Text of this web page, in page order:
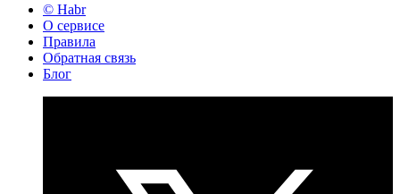
© Habr
О сервисе
Правила
Обратная связь
Блог